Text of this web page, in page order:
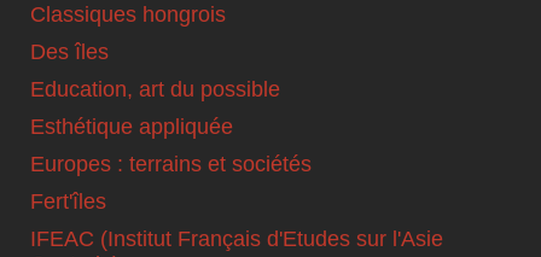
Classiques hongrois
Des îles
Education, art du possible
Esthétique appliquée
Europes : terrains et sociétés
Fert'îles
IFEAC (Institut Français d'Etudes sur l'Asie